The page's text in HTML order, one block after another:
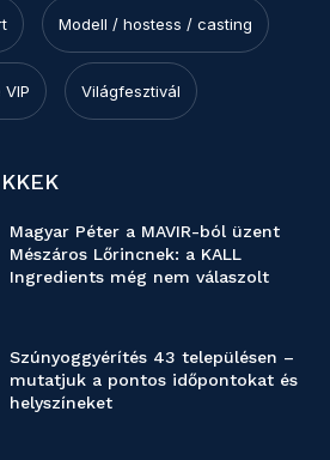
Modell / hostess / casting
Világfesztivál
Magyar Péter a MAVIR-ból üzent
Mészáros Lőrincnek: a KALL
Ingredients még nem válaszolt
Szúnyoggyérítés 43 településen –
mutatjuk a pontos időpontokat és
helyszíneket